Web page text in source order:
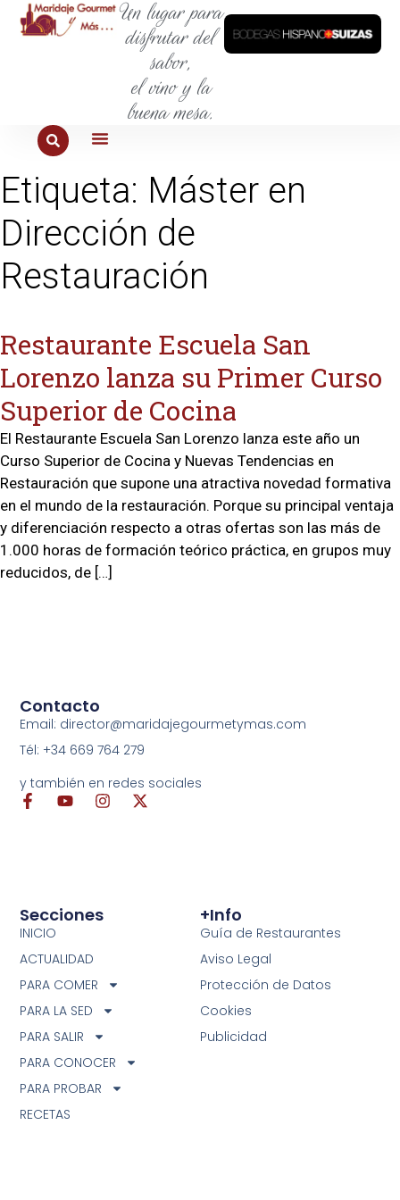
Un lugar para
disfrutar del
sabor,
el vino y la
buena mesa.
Etiqueta: Máster en
Dirección de
Restauración
Restaurante Escuela San
Lorenzo lanza su Primer Curso
Superior de Cocina
El Restaurante Escuela San Lorenzo lanza este año un
Curso Superior de Cocina y Nuevas Tendencias en
Restauración que supone una atractiva novedad formativa
en el mundo de la restauración. Porque su principal ventaja
y diferenciación respecto a otras ofertas son las más de
1.000 horas de formación teórico práctica, en grupos muy
reducidos, de […]
+info
Guía de Restaurantes
Aviso Legal
Protección de Datos
Cookies
Publicidad
Secciones
INICIO
ACTUALIDAD
PARA COMER
PARA LA SED
PARA SALIR
PARA CONOCER
PARA PROBAR
RECETAS
Contacto
Email: director@maridajegourmetymas.com
Tél: +34 669 764 279
y también en redes sociales